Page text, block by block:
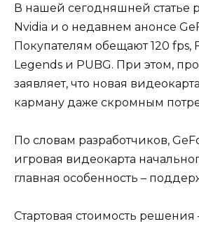
В нашей сегодняшней статье
Nvidia и о недавнем анонсе
Покупателям обещают 120 fps,
Legends и PUBG. При этом,
заявляет, что новая
карману даже скромным
По словам разработчиков,
игровая видеокарта
главная особенность –
Стартовая стоимость решения